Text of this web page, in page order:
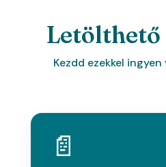
Letölthető
Kezdd ezekkel
📄